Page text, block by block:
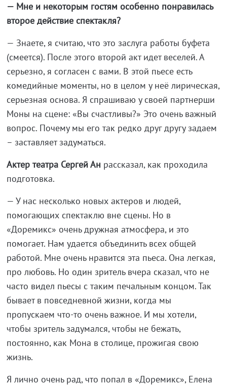
— Мне и некоторым гостям особенно понравилась
второе действие спектакля?
— Знаете, я считаю, что это заслуга работы буфета
(смеется). После этого второй акт идет веселей. А
серьезно, я согласен с вами. В этой пьесе есть
комедийные моменты, но в целом у неё лирическая,
серьезная основа. Я спрашиваю у своей партнерши
Моны на сцене: «Вы счастливы?» Это очень важный
вопрос. Почему мы его так редко друг другу задаем
– заставляет задуматься.
Актер театра Сергей Ан рассказал, как проходила
подготовка.
— У нас несколько новых актеров и людей,
помогающих спектаклю вне сцены. Но в
«Доремикс» очень дружная атмосфера, и это
помогает. Нам удается объединить всех общей
работой. Мне очень нравится эта пьеса. Она легкая,
про любовь. Но один зритель вчера сказал, что не
часто видел пьесы с таким печальным концом. Так
бывает в повседневной жизни, когда мы
пропускаем что-то очень важное. И мы хотели,
чтобы зритель задумался, чтобы не бежать,
постоянно, как Мона в столице, прожигая свою
жизнь.
Я лично очень рад, что попал в «Доремикс», Елена